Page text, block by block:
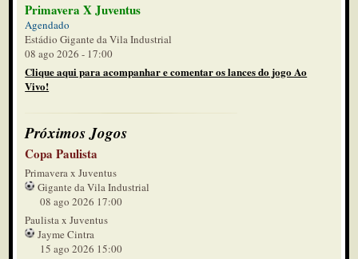
Primavera X Juventus
Agendado
Estádio Gigante da Vila Industrial
08 ago 2026 - 17:00
Clique aqui para acompanhar e comentar os lances do jogo Ao
Vivo!
Próximos Jogos
Copa Paulista
Primavera x Juventus
Gigante da Vila Industrial
08 ago 2026 17:00
Paulista x Juventus
Jayme Cintra
15 ago 2026 15:00